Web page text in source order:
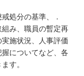
処分の基準、．
組み、職員の暫定再
施状況、人事評価
についてなど、各
す。